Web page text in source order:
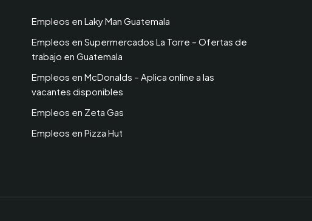
Empleos en Laky Man Guatemala
Empleos en Supermercados La Torre – Ofertas de
trabajo en Guatemala
Empleos en McDonalds – Aplica online a las
vacantes disponibles
Empleos en Zeta Gas
Empleos en Pizza Hut